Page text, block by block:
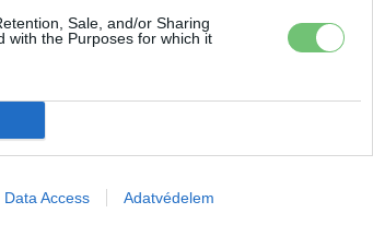
Sale, and/or Sharing
with the Purposes for which it
Data Access Adatvédelem